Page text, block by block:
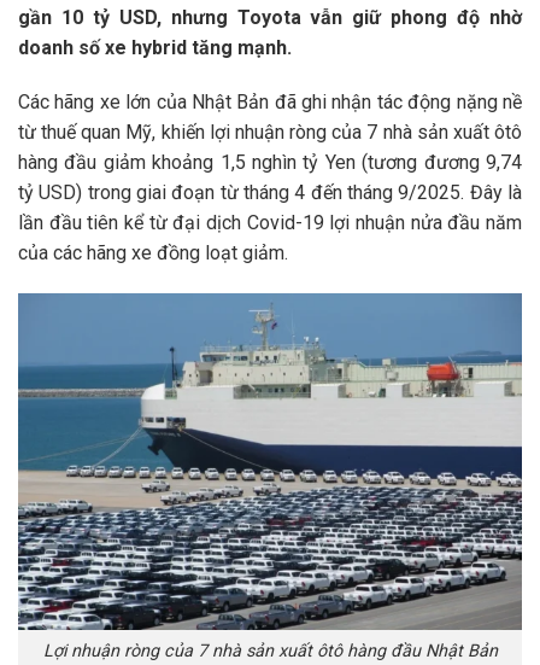
gần 10 tỷ USD, nhưng Toyota vẫn giữ phong độ nhờ
doanh số xe hybrid tăng mạnh.
Các hãng xe lớn của Nhật Bản đã ghi nhận tác động nặng nề
từ thuế quan Mỹ, khiến lợi nhuận ròng của 7 nhà sản xuất ôtô
hàng đầu giảm khoảng 1,5 nghìn tỷ Yen (tương đương 9,74
tỷ USD) trong giai đoạn từ tháng 4 đến tháng 9/2025. Đây là
lần đầu tiên kể từ đại dịch Covid-19 lợi nhuận nửa đầu năm
của các hãng xe đồng loạt giảm.
Lợi nhuận ròng của 7 nhà sản xuất ôtô hàng đầu Nhật Bản